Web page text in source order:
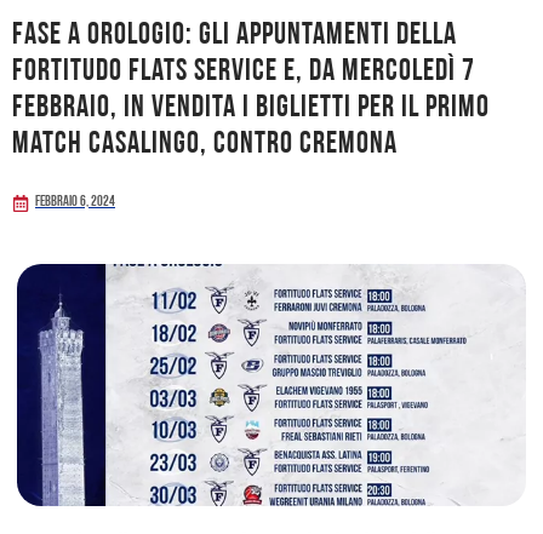
Fase a orologio: Gli appuntamenti della
Fortitudo Flats Service e, da mercoledì 7
febbraio, in vendita i biglietti per il primo
match casalingo, contro Cremona
Febbraio 6, 2024